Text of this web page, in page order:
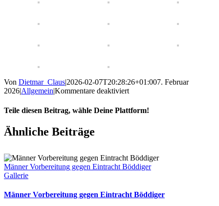
Von Dietmar_Claus|2026-02-07T20:28:26+01:007. Februar
2026|Allgemein|Kommentare deaktiviertfür
gewinnt
Teile diesen Beitrag, wähle Deine Plattform!
Facebook
X
LinkedIn
WhatsApp
Pinterest
E-
Mail
Ähnliche Beiträge
Männer Vorbereitung gegen Eintracht Böddiger
Gallerie
Männer Vorbereitung gegen Eintracht Böddiger